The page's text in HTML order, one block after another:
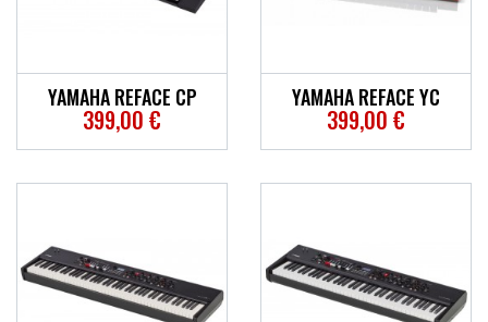
YAMAHA REFACE CP
399,00 €
YAMAHA REFACE YC
399,00 €